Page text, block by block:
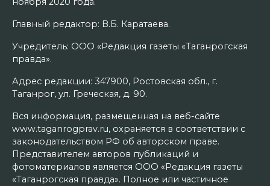
Главный редактор: В.Б. Каратаева.
Учредитель: ООО «Редакция газеты «Таганрогская
правда».
Адрес редакции: 347900, Ростовская обл., г.
Таганрог, ул. Греческая, д. 90.
Вся информация, размещенная на веб-сайте
www.taganrogprav.ru, охраняется в соответствии с
законодательством РФ об авторском праве.
Представителем авторов публикаций и
фотоматериалов является ООО «Редакция газеты
«Таганрогская правда». Полное или частичное